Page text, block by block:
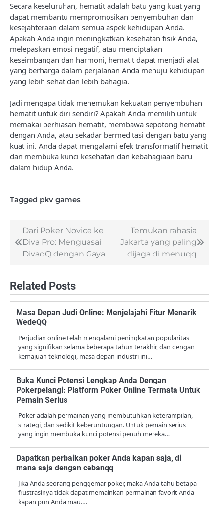
Secara keseluruhan, hematit adalah batu yang kuat yang
dapat membantu mempromosikan penyembuhan dan
kesejahteraan dalam semua aspek kehidupan Anda.
Apakah Anda ingin meningkatkan kesehatan fisik Anda,
melepaskan emosi negatif, atau menciptakan
keseimbangan dan harmoni, hematit dapat menjadi alat
yang berharga dalam perjalanan Anda menuju kehidupan
yang lebih sehat dan lebih bahagia.
Jadi mengapa tidak menemukan kekuatan penyembuhan
hematit untuk diri sendiri? Apakah Anda memilih untuk
memakai perhiasan hematit, membawa sepotong hematit
dengan Anda, atau sekadar bermeditasi dengan batu yang
kuat ini, Anda dapat mengalami efek transformatif hematit
dan membuka kunci kesehatan dan kebahagiaan baru
dalam hidup Anda.
Tagged pkv games
Post
navigation
Dari Poker Novice ke
Diva Pro: Menguasai
DivaqQ dengan Gaya
Temukan rahasia
Jakarta yang paling
dijaga di menuqq
Related Posts
Masa Depan Judi Online: Menjelajahi Fitur Menarik
WedeQQ
Perjudian online telah mengalami peningkatan popularitas
yang signifikan selama beberapa tahun terakhir, dan dengan
kemajuan teknologi, masa depan industri ini…
Buka Kunci Potensi Lengkap Anda Dengan
Pokerpelangi: Platform Poker Online Termata Untuk
Pemain Serius
Poker adalah permainan yang membutuhkan keterampilan,
strategi, dan sedikit keberuntungan. Untuk pemain serius
yang ingin membuka kunci potensi penuh mereka…
Dapatkan perbaikan poker Anda kapan saja, di
mana saja dengan cebanqq
Jika Anda seorang penggemar poker, maka Anda tahu betapa
frustrasinya tidak dapat memainkan permainan favorit Anda
kapan pun Anda mau.…